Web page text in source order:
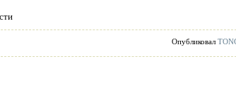
Опубликовал